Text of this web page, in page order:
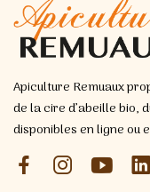
Apiculture Remuaux
de la cire d’abeille bio,
disponibles en ligne ou